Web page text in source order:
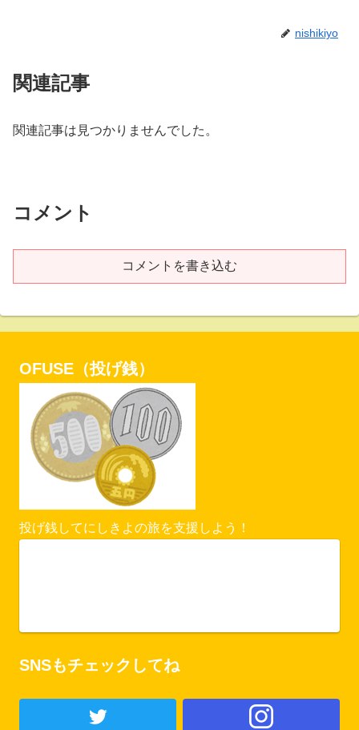
nishikiyo
関連記事
関連記事は見つかりませんでした。
コメント
コメントを書き込む
OFUSE（投げ銭）
投げ銭してにしきよの旅を支援しよう！
SNSもチェックしてね